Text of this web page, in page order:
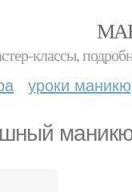
классы,
уроки